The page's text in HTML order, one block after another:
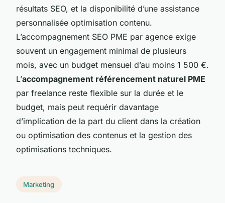
résultats SEO, et la disponibilité d’une assistance
personnalisée optimisation contenu.
L’accompagnement SEO PME par agence exige
souvent un engagement minimal de plusieurs
mois, avec un budget mensuel d’au moins 1 500 €.
L’accompagnement référencement naturel PME
par freelance reste flexible sur la durée et le
budget, mais peut requérir davantage
d’implication de la part du client dans la création
ou optimisation des contenus et la gestion des
optimisations techniques.
Marketing